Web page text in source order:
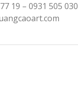
19 – 0931 505 030